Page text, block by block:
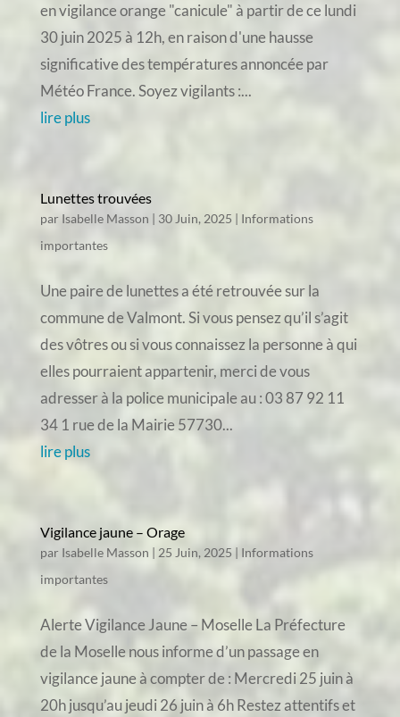
en vigilance orange "canicule" à partir de ce lundi
30 juin 2025 à 12h, en raison d'une hausse
significative des températures annoncée par
Météo France. Soyez vigilants :...
lire plus
Lunettes trouvées
par Isabelle Masson | 30 Juin, 2025 | Informations
importantes
Une paire de lunettes a été retrouvée sur la
commune de Valmont. Si vous pensez qu’il s’agit
des vôtres ou si vous connaissez la personne à qui
elles pourraient appartenir, merci de vous
adresser à la police municipale au : 03 87 92 11
34 1 rue de la Mairie 57730...
lire plus
Vigilance jaune – Orage
par Isabelle Masson | 25 Juin, 2025 | Informations
importantes
Alerte Vigilance Jaune – Moselle La Préfecture
de la Moselle nous informe d’un passage en
vigilance jaune à compter de : Mercredi 25 juin à
20h jusqu’au jeudi 26 juin à 6h Restez attentifs et